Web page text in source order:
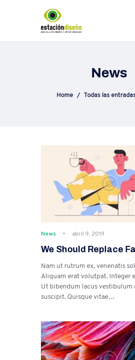
News
Home Todas las
News abril 9, 2019
We Should Replace
Nam ut rutrum ex, venenatis
Aliquam erat volutpat. Integer
Ut bibendum lacus vestibulum
suscipit. Quisque vitae…